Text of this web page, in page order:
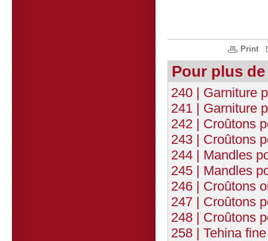
Print
Pour plus
240 | Garniture
241 | Garniture
242 | Croûtons
243 | Croûtons
244 | Mandles
245 | Mandles
246 | Croûtons
247 | Croûtons
248 | Croûtons
258 | Tehina